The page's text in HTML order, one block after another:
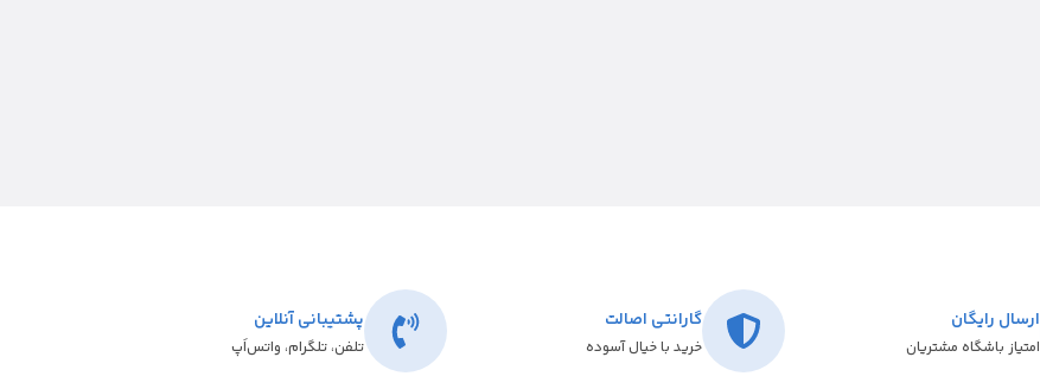
ارسال رایگان
امتیاز باشگاه مشتریان
گارانتی اصالت
خرید با خیال آسوده
پشتیبانی آنلاین
تلفن، تلگرام، واتس‌اَپ